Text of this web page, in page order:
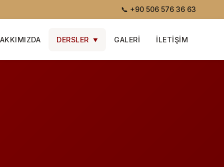
📞 +90 506 576 36 63
DERSLER GALERI İLETIŞIM